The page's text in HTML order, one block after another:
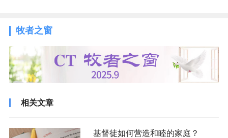
牧者之窗
相关文章
基督徒如何营造和睦的家庭？